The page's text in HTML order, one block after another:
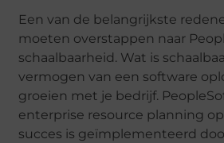
Een van de belangrijkste
moeten overstappen naar
schaalbaarheid. Wat is
vermogen van een software
groeien met je bedrijf.
enterprise resource planning
succes is geïmplementeerd